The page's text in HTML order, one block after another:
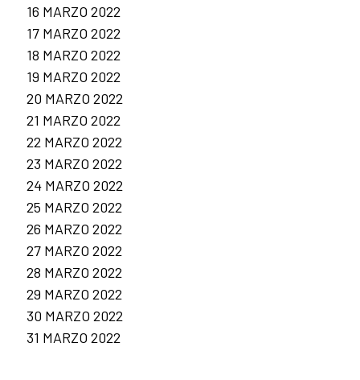
16 MARZO 2022
17 MARZO 2022
18 MARZO 2022
19 MARZO 2022
20 MARZO 2022
21 MARZO 2022
22 MARZO 2022
23 MARZO 2022
24 MARZO 2022
25 MARZO 2022
26 MARZO 2022
27 MARZO 2022
28 MARZO 2022
29 MARZO 2022
30 MARZO 2022
31 MARZO 2022